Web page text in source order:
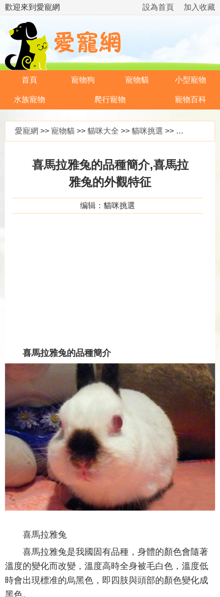
歡迎來到愛寵網 加入收藏
設為首頁
首頁 寵物狗 寵物貓 小型寵物
水族寵物 爬行寵物 寵物百科
愛寵網 >> 寵物貓 >> 貓咪大全 >> 貓咪挑選 >> 喜馬拉雅兔的品種簡介,喜馬拉雅兔的外觀特征
喜馬拉雅兔的品種簡介,喜馬拉
雅兔的外觀特征
编辑：貓咪挑選
喜馬拉雅兔的品種簡介
喜馬拉雅兔
喜馬拉雅兔是我國固有品種，身體的顏色會隨著
溫度的變化而改變，溫度高時全身被毛白色，溫度低
時會出現標准的烏黑色，即四肢與頭部的顏色變化成
黑色。